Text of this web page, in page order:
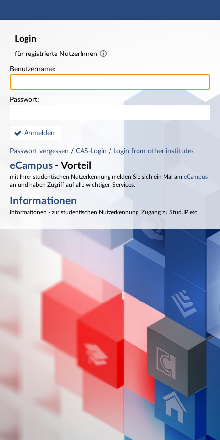
Hauptnavigation
Login
für registrierte NutzerInnen
Benutzername:
Passwort:
Anmelden
Passwort vergessen / CAS-Login / Login from other institutes
eCampus - Vorteil
mit Ihrer studentischen Nutzerkennung melden Sie sich ein Mal am eCampus
an und haben Zugriff auf alle wichtigen Services.
Informationen
Informationen - zur studentischen Nutzerkennung, Zugang zu Stud.IP etc.